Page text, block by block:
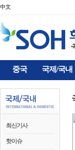
中文
중국 국제/국내
최신기사
핫이슈